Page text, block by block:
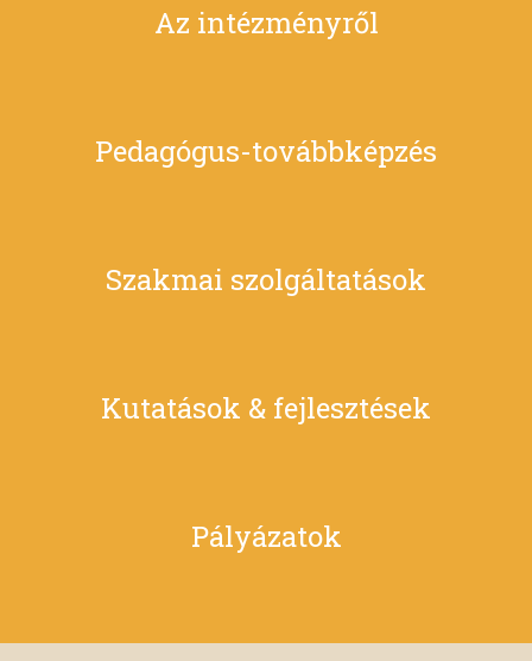
Az intézményről
Pedagógus-továbbképzés
Szakmai szolgáltatások
Kutatások & fejlesztések
Pályázatok